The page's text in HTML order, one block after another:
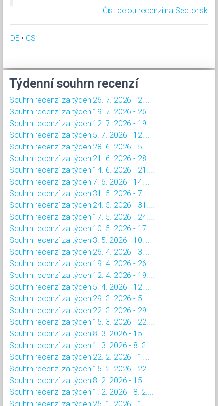
Číst celou recenzi na Sector.sk
DE • CS
Týdenní souhrn recenzí
Souhrn recenzí za týden 26. 7. 2026 - 2....
Souhrn recenzí za týden 19. 7. 2026 - 26....
Souhrn recenzí za týden 12. 7. 2026 - 19....
Souhrn recenzí za týden 5. 7. 2026 - 12....
Souhrn recenzí za týden 28. 6. 2026 - 5....
Souhrn recenzí za týden 21. 6. 2026 - 28....
Souhrn recenzí za týden 14. 6. 2026 - 21....
Souhrn recenzí za týden 7. 6. 2026 - 14....
Souhrn recenzí za týden 31. 5. 2026 - 7....
Souhrn recenzí za týden 24. 5. 2026 - 31....
Souhrn recenzí za týden 17. 5. 2026 - 24....
Souhrn recenzí za týden 10. 5. 2026 - 17....
Souhrn recenzí za týden 3. 5. 2026 - 10....
Souhrn recenzí za týden 26. 4. 2026 - 3....
Souhrn recenzí za týden 19. 4. 2026 - 26....
Souhrn recenzí za týden 12. 4. 2026 - 19....
Souhrn recenzí za týden 5. 4. 2026 - 12....
Souhrn recenzí za týden 29. 3. 2026 - 5....
Souhrn recenzí za týden 22. 3. 2026 - 29....
Souhrn recenzí za týden 15. 3. 2026 - 22....
Souhrn recenzí za týden 8. 3. 2026 - 15....
Souhrn recenzí za týden 1. 3. 2026 - 8. 3....
Souhrn recenzí za týden 22. 2. 2026 - 1....
Souhrn recenzí za týden 15. 2. 2026 - 22....
Souhrn recenzí za týden 8. 2. 2026 - 15....
Souhrn recenzí za týden 1. 2. 2026 - 8. 2....
Souhrn recenzí za týden 25. 1. 2026 - 1....